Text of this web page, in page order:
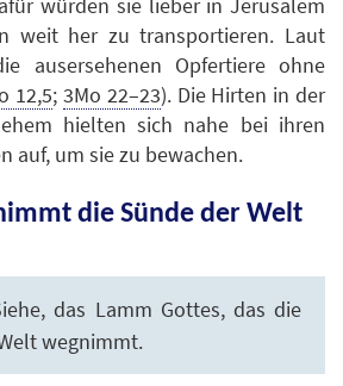
würden sie lieber in Jerusalem
weit her zu transportieren. Laut
ausersehenen Opfertiere ohne
12,5;3Mo 22–23). Die Hirten in der
hielten sich nahe bei ihren
auf, um sie zu bewachen.
die Sünde der Welt
das Lamm Gottes, das die
wegnimmt.